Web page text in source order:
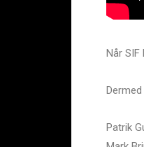
Når SIF
Patrik